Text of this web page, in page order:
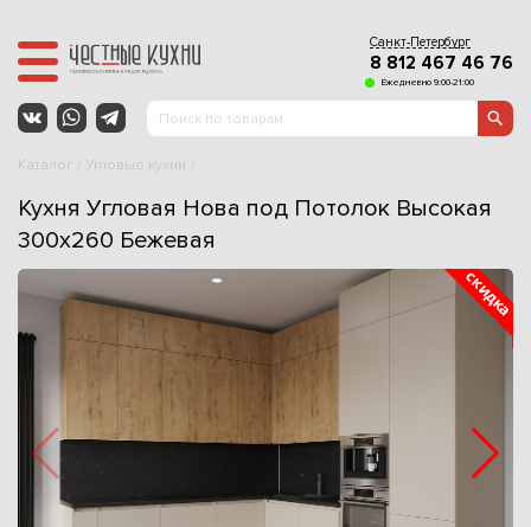
Санкт-Петербург
8 812 467 46 76
Ежедневно 9:00-21:00
Каталог Угловые кухни
Кухня Угловая Нова под Потолок Высокая
300х260 Бежевая